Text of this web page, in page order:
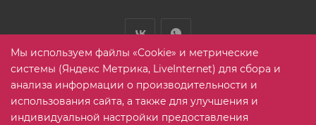
2005-2026 © mebelier51.ru - модный интернет-магазин не
Мы используем файлы «Cookie» и метрические
системы (Яндекс Метрика, LiveInternet) для сбора и
анализа информации о производительности и
использования сайта, а также для улучшения и
индивидуальной настройки предоставления